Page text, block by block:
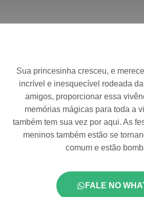
Sua princesinha cresceu, e
incrível e inesquecível rodeada
amigos, proporcionar essa
memórias mágicas para toda a
também tem sua vez por aqui. As
meninos também estão se
comum e estão
FALE NO